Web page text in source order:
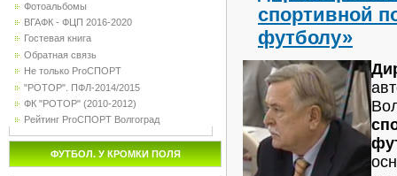
Фотоальбомы
ВГАФК - ФЦП 2016-2020
Гостевая книга
Обратная связь
Не только ProСПОРТ
"РОТОР". ПФЛ-2014/2015
ФК "РОТОР" (2010-2012)
Рейтинг ProСПОРТ Волгоград
ФУТБОЛ. У КРОМКИ ПОЛЯ
спортивной
футболу»